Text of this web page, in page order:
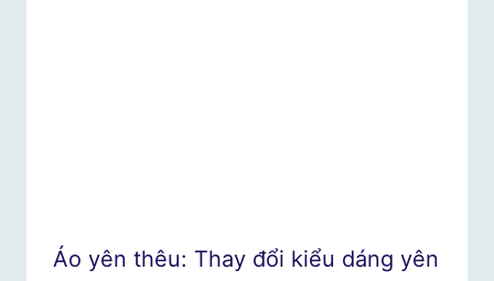
Áo yên thêu: Thay đổi kiểu dáng yên